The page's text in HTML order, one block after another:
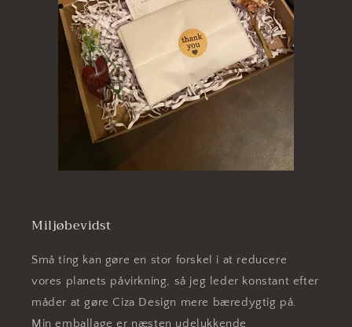
Miljøbevidst
Små ting kan gøre en stor forskel i at reducere
vores planets påvirkning, så jeg leder konstant efter
måder at gøre Ciza Design mere bæredygtig på.
Min emballage er næsten udelukkende